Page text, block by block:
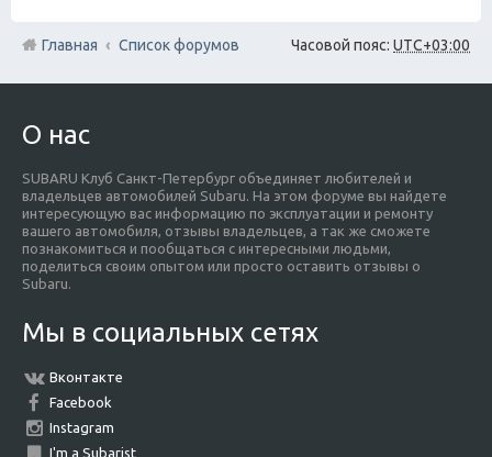
Часовой пояс: UTC+03:00
Главная Список форумов
О нас
SUBARU Клуб Санкт-Петербург объединяет любителей и
владельцев автомобилей Subaru. На этом форуме вы найдете
интересующую вас информацию по эксплуатации и ремонту
вашего автомобиля, отзывы владельцев, а так же сможете
познакомиться и пообщаться с интересными людьми,
поделиться своим опытом или просто оставить отзывы о
Subaru.
Мы в социальных сетях
Вконтакте
Facebook
Instagram
I'm a Subarist